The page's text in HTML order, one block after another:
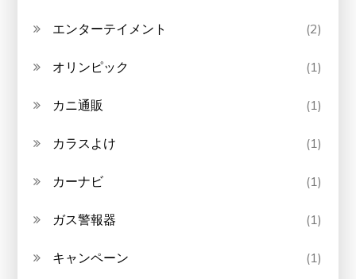
エンターテイメント (2)
オリンピック (1)
カニ通販 (1)
カラスよけ (1)
カーナビ (1)
ガス警報器 (1)
キャンペーン (1)